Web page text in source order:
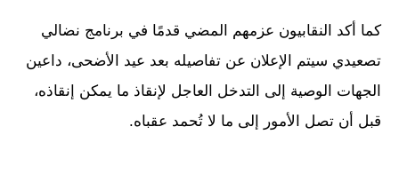
كما أكد النقابيون عزمهم المضي قدمًا في برنامج نضالي
تصعيدي سيتم الإعلان عن تفاصيله بعد عيد الأضحى، داعين
الجهات الوصية إلى التدخل العاجل لإنقاذ ما يمكن إنقاذه،
قبل أن تصل الأمور إلى ما لا تُحمد عقباه.